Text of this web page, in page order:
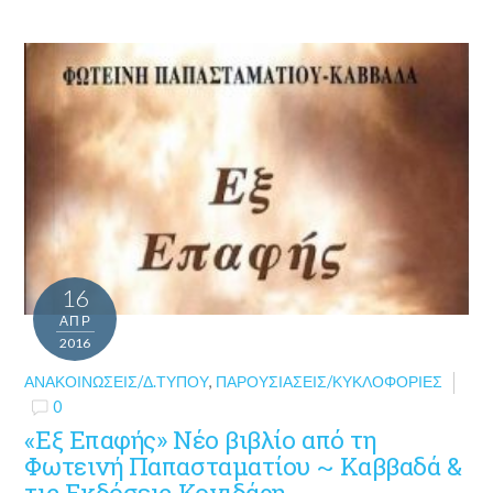
16
ΑΠΡ
2016
ΑΝΑΚΟΙΝΏΣΕΙΣ/Δ.ΤΎΠΟΥ, ΠΑΡΟΥΣΙΆΣΕΙΣ/ΚΥΚΛΟΦΟΡΊΕΣ
0
«Εξ Επαφής» Νέο βιβλίο από τη
Φωτεινή Παπασταματίου ~ Καββαδά &